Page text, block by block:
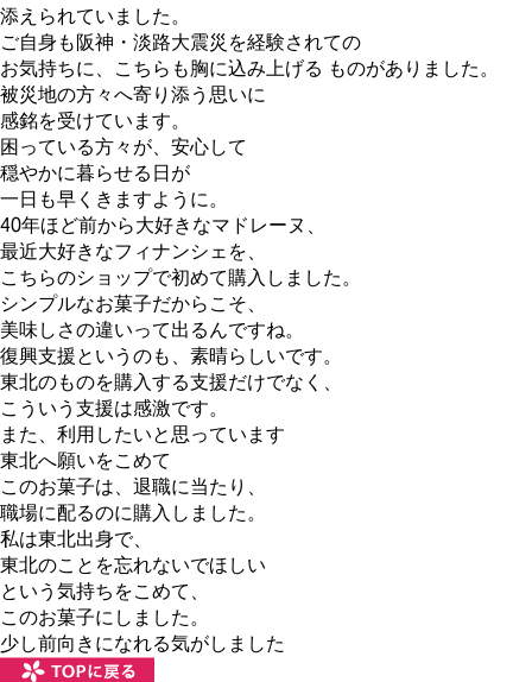
添えられていました。
ご自身も阪神・淡路大震災を経験されての
お気持ちに、こちらも胸に込み上げる ものがありました。
被災地の方々へ寄り添う思いに
感銘を受けています。
困っている方々が、安心して
穏やかに暮らせる日が
一日も早くきますように。
40年ほど前から大好きなマドレーヌ、
最近大好きなフィナンシェを、
こちらのショップで初めて購入しました。
シンプルなお菓子だからこそ、
美味しさの違いって出るんですね。
復興支援というのも、素晴らしいです。
東北のものを購入する支援だけでなく、
こういう支援は感激です。
また、利用したいと思っています
東北へ願いをこめて
このお菓子は、退職に当たり、
職場に配るのに購入しました。
私は東北出身で、
東北のことを忘れないでほしい
という気持ちをこめて、
このお菓子にしました。
少し前向きになれる気がしました